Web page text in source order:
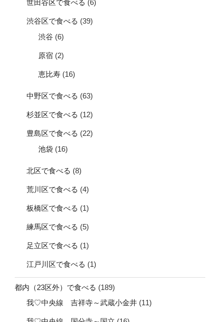
世田谷区で食べる (6)
渋谷区で食べる (39)
渋谷 (6)
原宿 (2)
恵比寿 (16)
中野区で食べる (63)
杉並区で食べる (12)
豊島区で食べる (22)
池袋 (16)
北区で食べる (8)
荒川区で食べる (4)
板橋区で食べる (1)
練馬区で食べる (5)
足立区で食べる (1)
江戸川区で食べる (1)
都内（23区外）で食べる (189)
我♡中央線 吉祥寺～武蔵小金井 (11)